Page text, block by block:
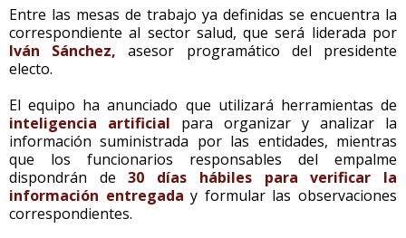
Entre las mesas de trabajo ya definidas se encuentra la
correspondiente al sector salud, que será liderada por
Iván Sánchez, asesor programático del presidente
electo.
El equipo ha anunciado que utilizará herramientas de
inteligencia artificial para organizar y analizar la
información suministrada por las entidades, mientras
que los funcionarios responsables del empalme
dispondrán de30 días hábiles para verificar la
información entregada y formular las observaciones
correspondientes.